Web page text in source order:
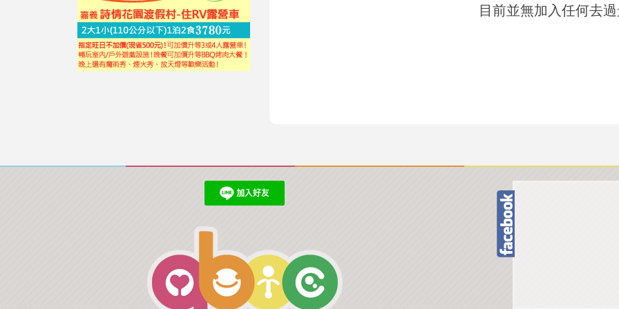
目前並無加入任何去